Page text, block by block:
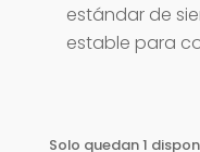
estándar de
estable para
Solo quedan 1